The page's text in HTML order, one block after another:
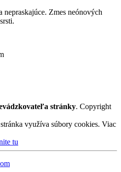
Zmes neónových
stránky. Copyright
využíva súbory cookies. Viac
tu